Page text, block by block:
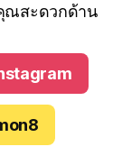
ณสะดวกด้าน